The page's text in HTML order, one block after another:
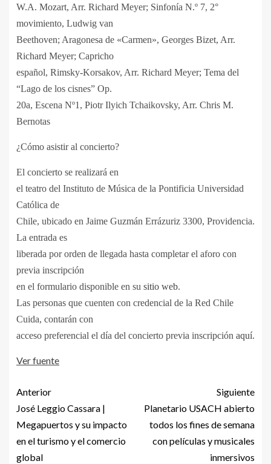
W.A. Mozart, Arr. Richard Meyer; Sinfonía N.º 7, 2°
movimiento, Ludwig van
Beethoven; Aragonesa de «Carmen», Georges Bizet, Arr.
Richard Meyer; Capricho
español, Rimsky-Korsakov, Arr. Richard Meyer; Tema del
“Lago de los cisnes” Op.
20a, Escena Nº1, Piotr Ilyich Tchaikovsky, Arr. Chris M.
Bernotas
¿Cómo asistir al concierto?
El concierto se realizará en
el teatro del Instituto de Música de la Pontificia Universidad
Católica de
Chile, ubicado en Jaime Guzmán Errázuriz 3300, Providencia.
La entrada es
liberada por orden de llegada hasta completar el aforo con
previa inscripción
en el formulario disponible en su sitio web.
Las personas que cuenten con credencial de la Red Chile
Cuida, contarán con
acceso preferencial el día del concierto previa inscripción aquí.
Ver fuente
Anterior
José Leggio Cassara |
Megapuertos y su impacto
en el turismo y el comercio
global
Siguiente
Planetario USACH abierto
todos los fines de semana
con películas y musicales
inmersivos